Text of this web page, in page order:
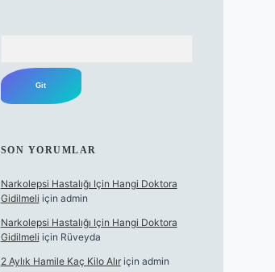
SON YORUMLAR
Narkolepsi Hastalığı Için Hangi Doktora
Gidilmeli için admin
Narkolepsi Hastalığı Için Hangi Doktora
Gidilmeli için Rüveyda
2 Aylık Hamile Kaç Kilo Alıriçin admin